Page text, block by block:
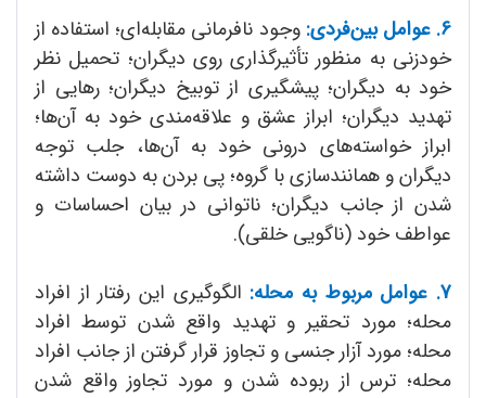
6. عوامل بین‌فردی:
وجود نافرمانی مقابله‌ای؛ استفاده از
خود‌زنی به منظور تأثیرگذاری روی دیگران؛ تحمیل نظر
خود به دیگران؛ پیشگیری از توبیخ دیگران؛ رهایی از
تهدید دیگران؛ ابراز عشق و علاقه‌مندی خود به آن‌ها؛
ابراز خواسته‌های درونی خود به آن‌ها، جلب توجه
دیگران و همانند‌سازی با گروه؛ پی بردن به دوست داشته
شدن از جانب دیگران؛ ناتوانی در بیان احساسات و
عواطف خود (ناگویی خلقی).
7. عوامل مربوط به محله:
الگوگیری این رفتار از افراد
محله؛ مورد تحقیر و تهدید واقع شدن توسط افراد
محله؛ مورد آزار جنسی و تجاوز قرار گرفتن از جانب افراد
محله؛ ترس از ربوده شدن و مورد تجاوز واقع شدن